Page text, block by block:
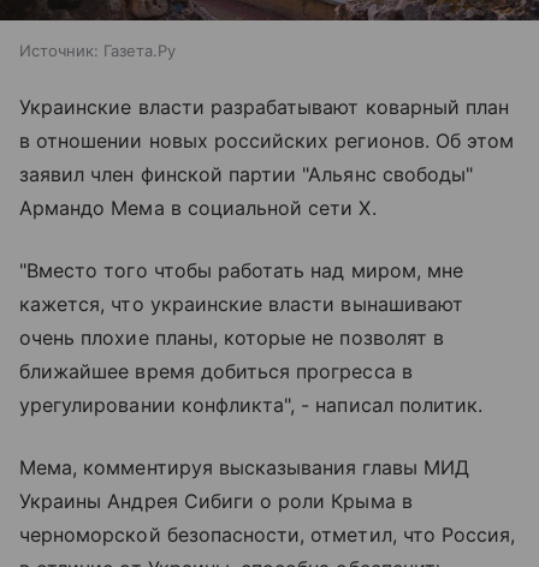
Источник: Газета.Ру
Украинские власти разрабатывают коварный план
в отношении новых российских регионов. Об этом
заявил член финской партии "Альянс свободы"
Армандо Мема в социальной сети X.
"Вместо того чтобы работать над миром, мне
кажется, что украинские власти вынашивают
очень плохие планы, которые не позволят в
ближайшее время добиться прогресса в
урегулировании конфликта", - написал политик.
Мема, комментируя высказывания главы МИД
Украины Андрея Сибиги о роли Крыма в
черноморской безопасности, отметил, что Россия,